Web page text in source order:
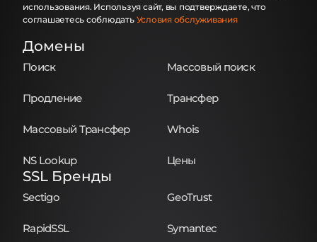
использования. Используя сайт, вы подтверждаете, что
соглашаетесь соблюдать Условия обслуживания
Домены
Поиск Массовый поиск
Продление Трансфер
Массовый Трансфер Whois
NS Lookup Цены
SSL Бренды
Sectigo GeoTrust
RapidSSL Symantec